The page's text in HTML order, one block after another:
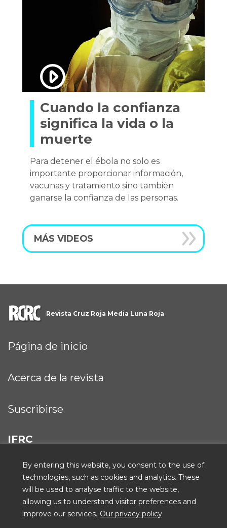
By entering this website, you consent to the use of
technologies, such as cookies and analytics. These
will be used to analyse traffic to the website,
allowing us to understand visitor preferences and
improve our services. Our privacy policy
Cuando la confianza
significa la vida o la
muerte
Para detener el ébola no solo es
importante proporcionar información,
vacunas y tratamiento sino también
ganarse la confianza de las personas.
MÁS VIDEOS
Revista Cruz Roja Media Luna Roja
Página de inicio
Acerca de la revista
Suscribirse
IFRC
ICRC